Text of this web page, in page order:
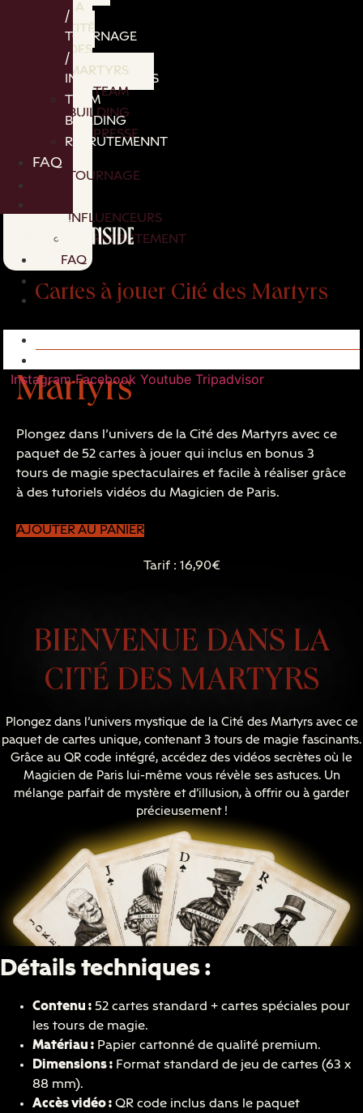
LA
CITÉ
DES
MARTYRS
TEAM
BUILDING
PRESSE
TOURNAGE
INFLUENCEURS
RECRUTEMENT
FAQ
Instagram Facebook Youtube Tripadvisor
/
TOURNAGE
/
INFLUENCEURS
TEAM
BUILDING
RECRUTEMENNT
FAQ
Cartes à jouer Cité des Martyrs
Cartes à jouer Cité des
Martyrs
Plongez dans l’univers de la Cité des Martyrs avec ce
paquet de 52 cartes à jouer qui inclus en bonus 3
tours de magie spectaculaires et facile à réaliser grâce
à des tutoriels vidéos du Magicien de Paris.
AJOUTER AU PANIER
Tarif : 16,90€
BIENVENUE DANS LA
CITÉ DES MARTYRS
Plongez dans l’univers mystique de la Cité des Martyrs avec ce
paquet de cartes unique, contenant 3 tours de magie fascinants.
Grâce au QR code intégré, accédez des vidéos secrètes où le
Magicien de Paris lui-même vous révèle ses astuces. Un
mélange parfait de mystère et d’illusion, à offrir ou à garder
précieusement !
Détails techniques :
Contenu : 52 cartes standard + cartes spéciales pour
les tours de magie.
Matériau : Papier cartonné de qualité premium.
Dimensions : Format standard de jeu de cartes (63 x
88 mm).
Accès vidéo : QR code inclus dans le paquet